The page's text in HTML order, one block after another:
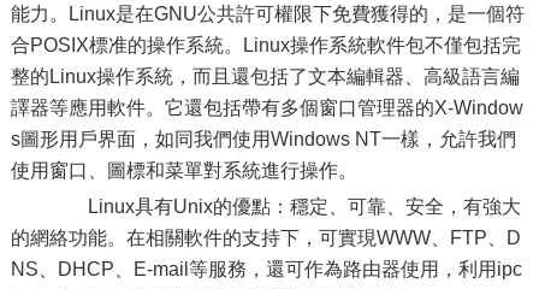
能力。Linux是在GNU公共許可權限下免費獲得的，是一個符
合POSIX標准的操作系統。Linux操作系統軟件包不僅包括完
整的Linux操作系統，而且還包括了文本編輯器、高級語言編
譯器等應用軟件。它還包括帶有多個窗口管理器的X-Window
s圖形用戶界面，如同我們使用Windows NT一樣，允許我們
使用窗口、圖標和菜單對系統進行操作。
Linux具有Unix的優點：穩定、可靠、安全，有強大
的網絡功能。在相關軟件的支持下，可實現WWW、FTP、D
NS、DHCP、E-mail等服務，還可作為路由器使用，利用ipc